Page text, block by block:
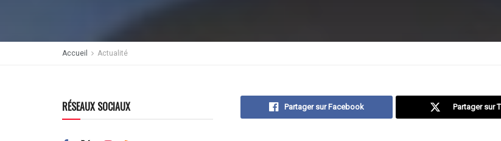
Accueil Actualité
Partager sur Facebook Partager sur
RÉSEAUX SOCIAUX